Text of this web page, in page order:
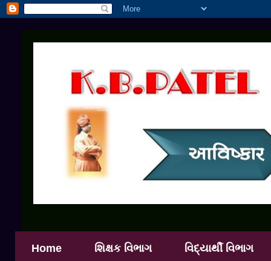
Home શિક્ષક વિભાગ વિદ્યાર્થી વિભાગ